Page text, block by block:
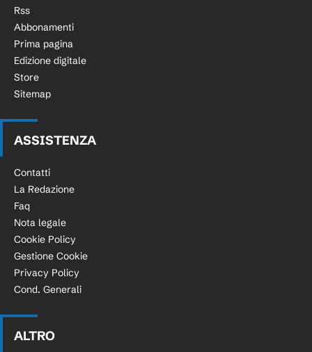
Rss
Abbonamenti
Prima pagina
Edizione digitale
Store
Sitemap
ASSISTENZA
Contatti
La Redazione
Faq
Nota legale
Cookie Policy
Gestione Cookie
Privacy Policy
Cond. Generali
ALTRO